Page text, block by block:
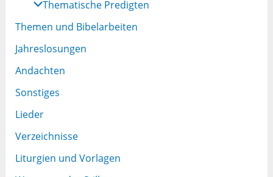
Thematische Predigten
Themen und Bibelarbeiten
Jahreslosungen
Andachten
Sonstiges
Lieder
Verzeichnisse
Liturgien und Vorlagen